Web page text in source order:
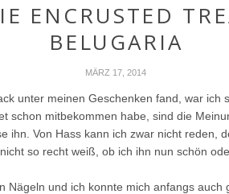
ENCRUSTED
BELUGARIA
MÄRZ 17, 2014
unter meinen Geschenken fand, war ich
schon mitbekommen habe, sind die
ihn. Von Hass kann ich zwar nicht reden,
so recht weiß, ob ich ihn nun schön
Nägeln und ich konnte mich anfangs